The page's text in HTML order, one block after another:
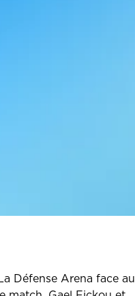
Défense Arena face au